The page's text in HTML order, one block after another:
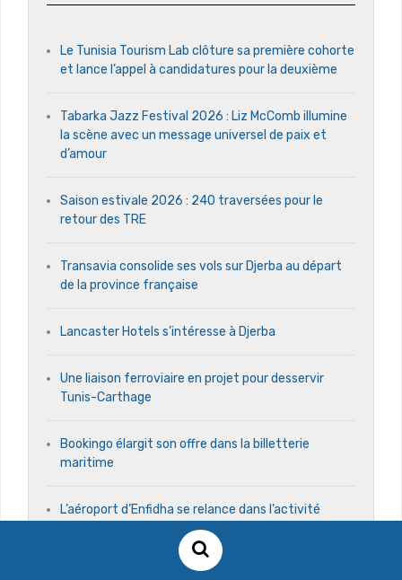
Le Tunisia Tourism Lab clôture sa première cohorte
et lance l’appel à candidatures pour la deuxième
Tabarka Jazz Festival 2026 : Liz McComb illumine
la scène avec un message universel de paix et
d’amour
Saison estivale 2026 : 240 traversées pour le
retour des TRE
Transavia consolide ses vols sur Djerba au départ
de la province française
Lancaster Hotels s’intéresse à Djerba
Une liaison ferroviaire en projet pour desservir
Tunis-Carthage
Bookingo élargit son offre dans la billetterie
maritime
L’aéroport d’Enfidha se relance dans l’activité
GTS programme un vol d’hiver Varsovie-Monastir